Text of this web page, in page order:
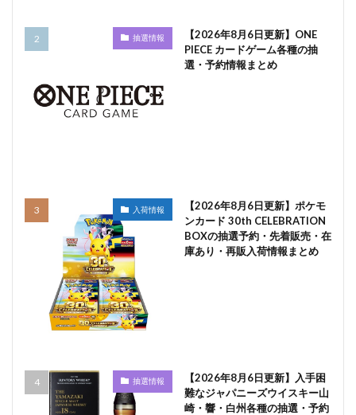
抽選情報
【2026年8月6日更新】ONE
PIECE カードゲーム各種の抽
選・予約情報まとめ
入荷情報
【2026年8月6日更新】ポケモ
ンカード 30th CELEBRATION
BOXの抽選予約・先着販売・在
庫あり・再販入荷情報まとめ
抽選情報
【2026年8月6日更新】入手困
難なジャパニーズウイスキー山
崎・響・白州各種の抽選・予約